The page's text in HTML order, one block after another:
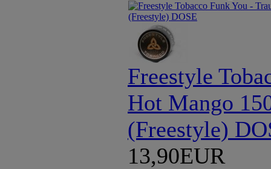
Freestyle
Hot Mango
(Freestyle)
13,90EUR